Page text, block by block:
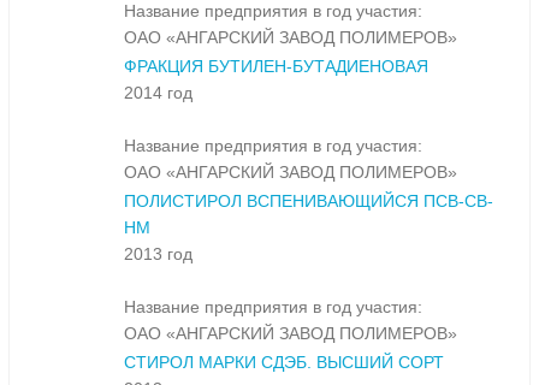
Название предприятия в год участия:
ОАО «АНГАРСКИЙ ЗАВОД ПОЛИМЕРОВ»
ФРАКЦИЯ БУТИЛЕН-БУТАДИЕНОВАЯ
2014 год
Название предприятия в год участия:
ОАО «АНГАРСКИЙ ЗАВОД ПОЛИМЕРОВ»
ПОЛИСТИРОЛ ВСПЕНИВАЮЩИЙСЯ ПСВ-СВ-
НМ
2013 год
Название предприятия в год участия:
ОАО «АНГАРСКИЙ ЗАВОД ПОЛИМЕРОВ»
СТИРОЛ МАРКИ СДЭБ. ВЫСШИЙ СОРТ